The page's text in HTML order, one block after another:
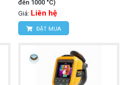
đến 1000 °C)
Giá: Liên hệ
ĐẶT MUA